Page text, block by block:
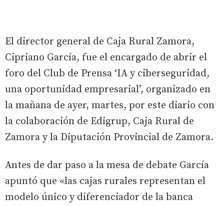
El director general de Caja Rural Zamora,
Cipriano García, fue el encargado de abrir el
foro del Club de Prensa ‘IA y ciberseguridad,
una oportunidad empresarial’, organizado en
la mañana de ayer, martes, por este diario con
la colaboración de Edigrup, Caja Rural de
Zamora y la Diputación Provincial de Zamora.
Antes de dar paso a la mesa de debate García
apuntó que «las cajas rurales representan el
modelo único y diferenciador de la banca